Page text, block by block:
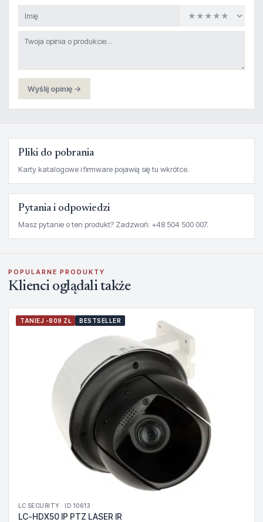
Wyślij opinię →
Pliki do pobrania
Karty katalogowe i firmware pojawią się tu wkrótce.
Pytania i odpowiedzi
Masz pytanie o ten produkt? Zadzwoń: +48 504 500 007.
POPULARNE PRODUKTY
Klienci oglądali także
TANIEJ -809 ZŁ BESTSELLER
LC SECURITY · ID 10613
LC-HDX50 IP PTZ LASER IR